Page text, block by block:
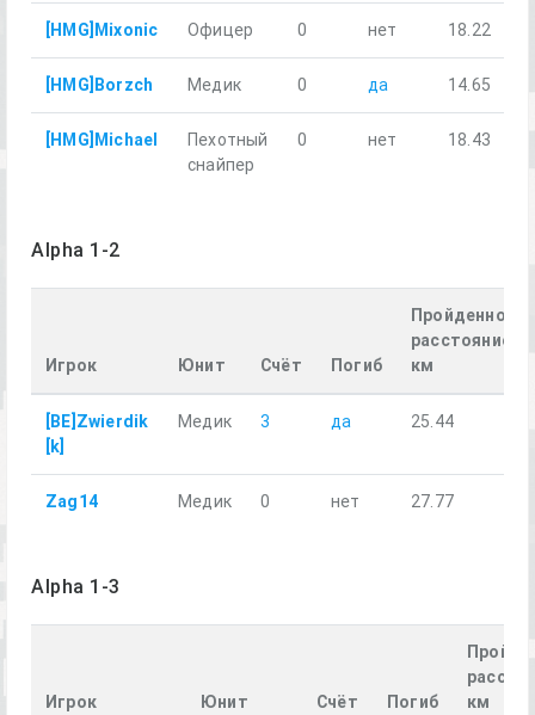
[HMG]Mixonic Офицер 0 нет 18.22
[HMG]Borzсh Медик 0 да 14.65
[HMG]Michael
Пехотный
снайпер
0 нет 18.43
Alpha 1-2
Игрок Юнит Счёт Погиб
Пройденное
расстояние,
км
[BE]Zwierdik
[k]
Медик 3 да 25.44
Zag14 Медик 0 нет 27.77
Alpha 1-3
Игрок Юнит Счёт Погиб
км